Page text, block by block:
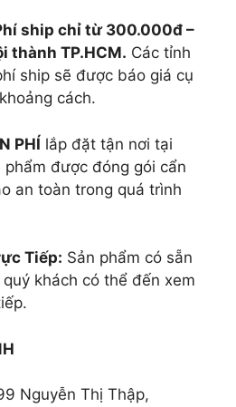
ship chỉ từ 300.000đ –
thành TP.HCM. Các tỉnh
ship sẽ được báo giá cụ
cách.
PHÍ lắp đặt tận nơi tại
phẩm được đóng gói cẩn
an toàn trong quá trình
Tiếp: Sản phẩm có sẵn
khách có thể đến xem
Nguyễn Thị Thập,